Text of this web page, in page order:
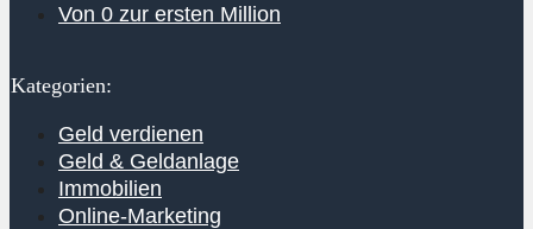
Von 0 zur ersten Million
Kategorien:
Geld verdienen
Geld & Geldanlage
Immobilien
Online-Marketing